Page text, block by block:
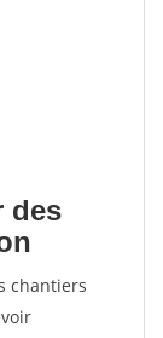
des
chantiers